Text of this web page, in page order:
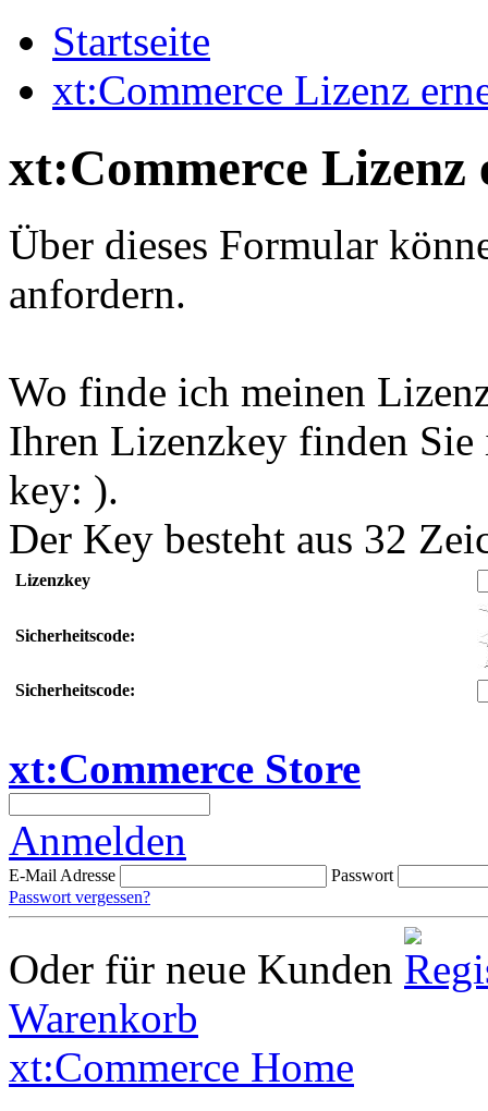
Startseite
xt:Commerce Lizenz
xt:Commerce
Über dieses Formular
anfordern.
Wo finde ich meinen
Ihren Lizenzkey finden
key: ).
Der Key besteht aus 32
Lizenzkey
Sicherheitscode:
Sicherheitscode:
xt:Commerce Store
Anmelden
E-Mail Adresse
Passwort
Passwort vergessen?
Oder für neue Kunden
Warenkorb
xt:Commerce Home